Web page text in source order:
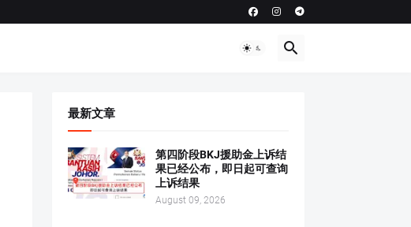
最新文章
第四阶段BKJ援助金上诉结
果已经公布，即日起可查询
上诉结果
August 09, 2026